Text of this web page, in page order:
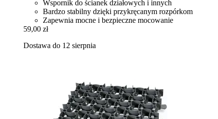
Wspornik do ścianek działowych i innych
Bardzo stabilny dzięki przykręcanym rozpórkom
Zapewnia mocne i bezpieczne mocowanie
59,00 zł
Dostawa do 12 sierpnia